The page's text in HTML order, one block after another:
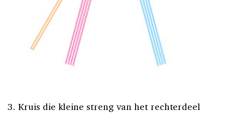
3. Kruis die kleine streng van het rechterdeel